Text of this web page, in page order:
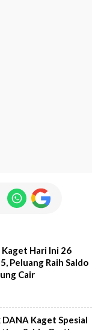
Hari Ini 26
Peluang Raih Saldo
Cair
Kaget Spesial